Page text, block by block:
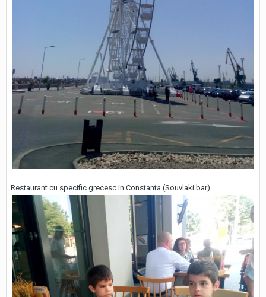
Restaurant cu specific grecesc in Constanta (Souvlaki bar)